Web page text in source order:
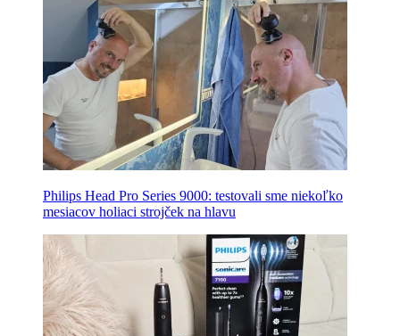
Philips Head Pro Series 9000: testovali sme niekoľko
mesiacov holiaci strojček na hlavu